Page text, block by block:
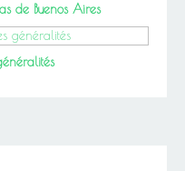
de Buenos Aires